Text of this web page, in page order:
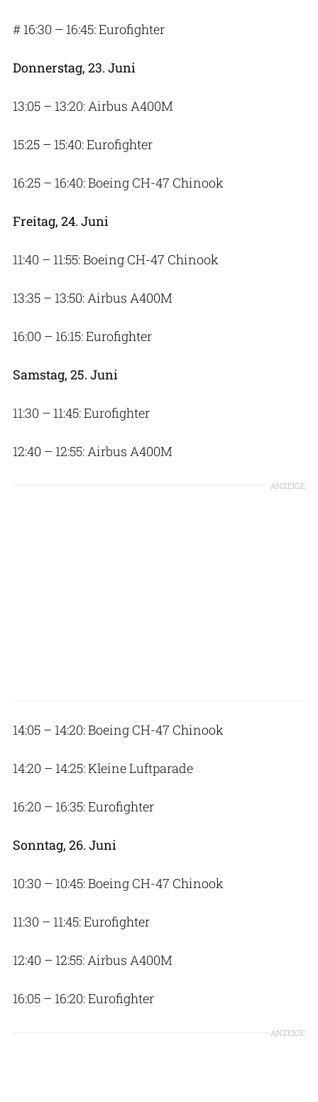
# 16:30 – 16:45: Eurofighter
Donnerstag, 23. Juni
13:05 – 13:20: Airbus A400M
15:25 – 15:40: Eurofighter
16:25 – 16:40: Boeing CH-47 Chinook
Freitag, 24. Juni
11:40 – 11:55: Boeing CH-47 Chinook
13:35 – 13:50: Airbus A400M
16:00 – 16:15: Eurofighter
Samstag, 25. Juni
11:30 – 11:45: Eurofighter
12:40 – 12:55: Airbus A400M
ANZEIGE
14:05 – 14:20: Boeing CH-47 Chinook
14:20 – 14:25: Kleine Luftparade
16:20 – 16:35: Eurofighter
Sonntag, 26. Juni
10:30 – 10:45: Boeing CH-47 Chinook
11:30 – 11:45: Eurofighter
12:40 – 12:55: Airbus A400M
16:05 – 16:20: Eurofighter
ANZEIGE